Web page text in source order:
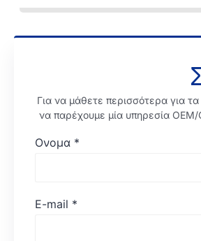
Για να μάθετε περισσότερα για
να παρέχουμε μία υπηρεσία
Ονομα *
E-mail *